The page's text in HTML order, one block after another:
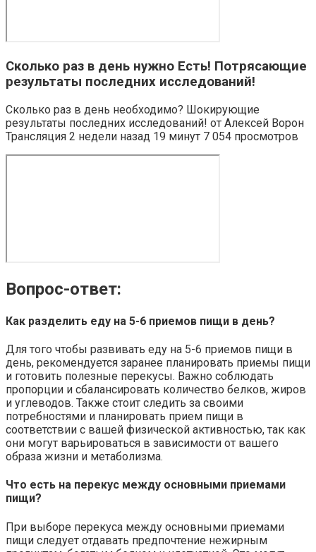
Сколько раз в день нужно Есть! Потрясающие
результаты последних исследований!
Сколько раз в день необходимо? Шокирующие
результаты последних исследований! от Алексей Ворон
Трансляция 2 недели назад 19 минут 7 054 просмотров
Вопрос-ответ:
Как разделить еду на 5-6 приемов пищи в день?
Для того чтобы развивать еду на 5-6 приемов пищи в
день, рекомендуется заранее планировать приемы пищи
и готовить полезные перекусы. Важно соблюдать
пропорции и сбалансировать количество белков, жиров
и углеводов. Также стоит следить за своими
потребностями и планировать прием пищи в
соответствии с вашей физической активностью, так как
они могут варьироваться в зависимости от вашего
образа жизни и метаболизма.
Что есть на перекус между основными приемами
пищи?
При выборе перекуса между основными приемами
пищи следует отдавать предпочтение нежирным